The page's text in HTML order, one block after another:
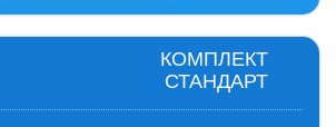
КОМПЛЕКТ
СТАНДАРТ